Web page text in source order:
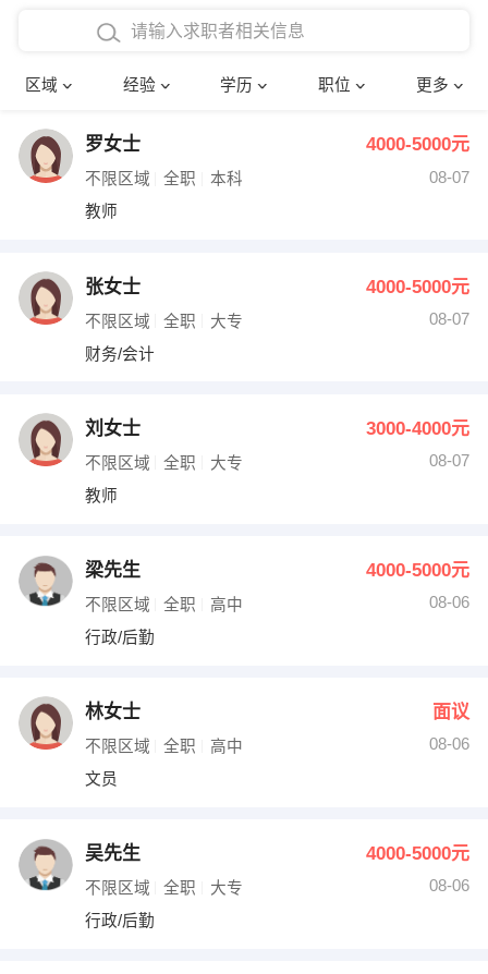
区域 经验 学历 职位 更多
在校学生工作经验
四年以上工作经验
五年以上工作经验
博士
文员 护士
财务会计
网络IT
收银员
水电/机修
编辑 法律
其他职位
确定
罗女士 4000-5000元
不限区域 全职 本科
08-07
教师
张女士 4000-5000元
不限区域 全职 大专
08-07
财务/会计
刘女士 3000-4000元
不限区域 全职 大专
08-07
教师
梁先生 4000-5000元
不限区域 全职 高中
08-06
行政/后勤
林女士 面议
不限区域 全职 高中
08-06
文员
吴先生 4000-5000元
不限区域 全职 大专
08-06
行政/后勤